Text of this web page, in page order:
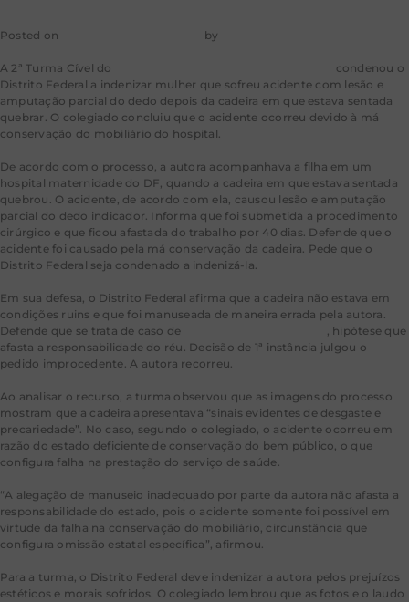
Posted on by
A 2ª Turma Cível do
condenou o
Distrito Federal a indenizar mulher que sofreu acidente com lesão e
amputação parcial do dedo depois da cadeira em que estava sentada
quebrar. O colegiado concluiu que o acidente ocorreu devido à má
conservação do mobiliário do hospital.
De acordo com o processo, a autora acompanhava a filha em um
hospital maternidade do DF, quando a cadeira em que estava sentada
quebrou. O acidente, de acordo com ela, causou lesão e amputação
parcial do dedo indicador. Informa que foi submetida a procedimento
cirúrgico e que ficou afastada do trabalho por 40 dias. Defende que o
acidente foi causado pela má conservação da cadeira. Pede que o
Distrito Federal seja condenado a indenizá-la.
Em sua defesa, o Distrito Federal afirma que a cadeira não estava em
condições ruins e que foi manuseada de maneira errada pela autora.
Defende que se trata de caso de
, hipótese que
afasta a responsabilidade do réu. Decisão de 1ª instância julgou o
pedido improcedente. A autora recorreu.
Ao analisar o recurso, a turma observou que as imagens do processo
mostram que a cadeira apresentava “sinais evidentes de desgaste e
precariedade”. No caso, segundo o colegiado, o acidente ocorreu em
razão do estado deficiente de conservação do bem público, o que
configura falha na prestação do serviço de saúde.
“A alegação de manuseio inadequado por parte da autora não afasta a
responsabilidade do estado, pois o acidente somente foi possível em
virtude da falha na conservação do mobiliário, circunstância que
configura omissão estatal específica”, afirmou.
Para a turma, o Distrito Federal deve indenizar a autora pelos prejuízos
estéticos e morais sofridos. O colegiado lembrou que as fotos e o laudo